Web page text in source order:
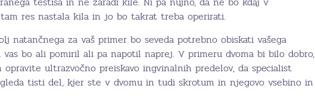
res nastala kila in jo bo takrat treba operirati.
natančnega za vaš primer bo seveda potrebno obiskati vašega
vas bo ali pomiril ali pa napotil naprej. V primeru dvoma bi bilo dobro,
ultrazvočno preiskavo ingvinalnih predelov, da specialist
tisti del, kjer ste v dvomu in tudi skrotum in njegovo vsebino in